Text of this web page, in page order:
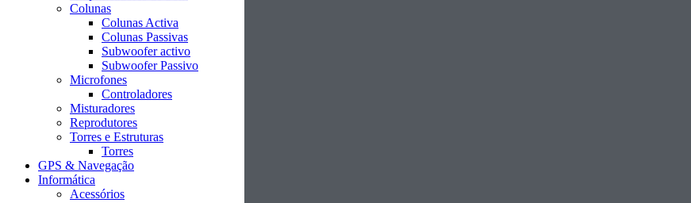
Colunas
Colunas Activa
Colunas Passivas
Subwoofer activo
Subwoofer Passivo
Microfones
Controladores
Misturadores
Reprodutores
Torres e Estruturas
Torres
GPS & Navegação
Informática
Acessórios